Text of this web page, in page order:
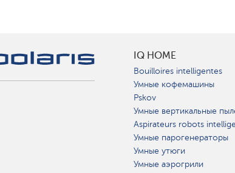
IQ HOME
Bouilloires intelligentes
Умные кофемашины
Pskov
Умные вертикальные
Aspirateurs robots
Умные парогенераторы
Умные утюги
Умные аэрогрили